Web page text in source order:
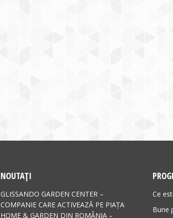
NOUTAȚI
GLISSANDO GARDEN CENTER –
COMPANIE CARE ACTIVEAZĂ PE PIAȚA
HOME & GARDEN DIN ROMÂNIA –
Ce
Bune